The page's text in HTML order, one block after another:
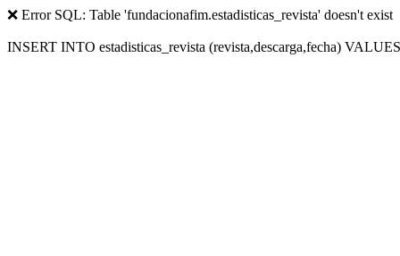
❌ Error SQL: Table 'fundacionafim.estadisticas_revista' doesn't exist
INSERT INTO estadisticas_revista (revista,descarga,fecha)